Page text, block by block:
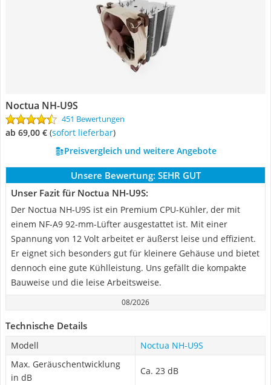
Noctua NH-U9S
451 Bewertungen
ab 69,00 € ( Sofort lieferbar)
Preisvergleich und weitere Angebote
Unsere Bewertung: SEHR GUT
Unser Fazit für Noctua NH-U9S:
Der Noctua NH-U9S ist ein Premium CPU-Kühler, der mit
einem NF-A9 92-mm-Lüfter ausgestattet ist. Mit einer
Spannung von 12 Volt arbeitet er äußerst leise und effizient.
Er eignet sich besonders gut für kleinere Gehäuse und bietet
dennoch eine gute Kühlleistung. Uns gefällt die kompakte
Bauweise und die leise Arbeitsweise.
08/2026
Technische Details
Modell
Noctua NH-U9S
Max. Geräuschentwicklung
in dB
Ca. 23 dB